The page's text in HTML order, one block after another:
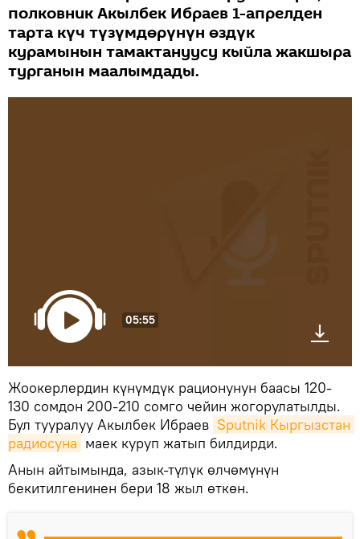
полковник Акылбек Ибраев 1-апрелден
тарта күч түзүмдөрүнүн өздүк
курамынын тамактануусу кыйла жакшыра
турганын маалымдады.
05:55
Жоокерлердин күнүмдүк рационунун баасы 120-
130 сомдон 200-210 сомго чейин жогорулатылды.
Бул тууралуу Акылбек Ибраев Sputnik Кыргызстан
радиосуна маек куруп жатып билдирди.
Анын айтымында, азык-түлүк өлчөмүнүн
бекитилгенинен бери 18 жыл өткөн.